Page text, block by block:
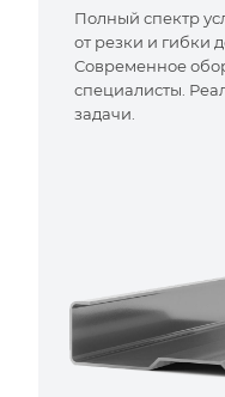
Полный спектр
от резки и гибки
Современное
специалисты.
задачи.